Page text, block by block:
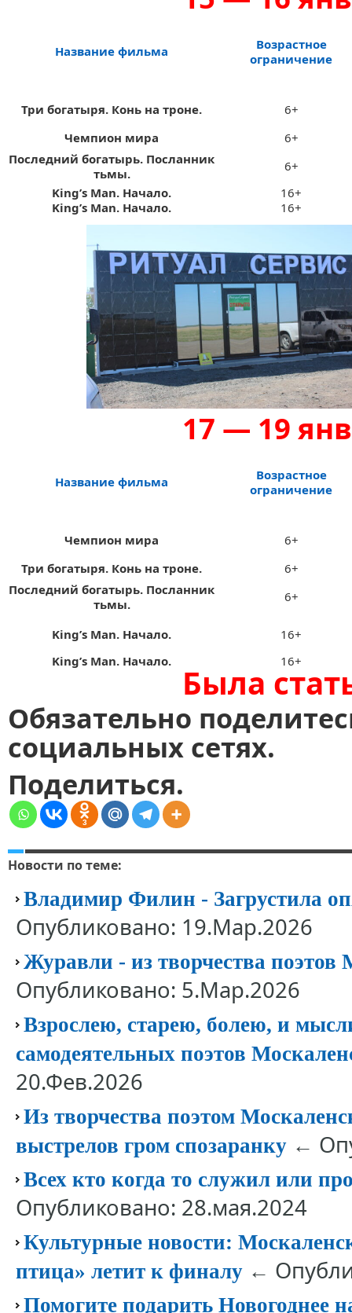
Название фильма
Возрастное
ограничение
Три богатыря. Конь на троне.
6+
Чемпион мира
6+
Последний богатырь. Посланник
тьмы.
6+
King’s Мan. Начало.
16+
King’s Мan. Начало.
16+
17 — 19
Название фильма
Возрастное
ограничение
Чемпион мира
6+
Три богатыря. Конь на троне.
6+
Последний богатырь. Посланник
тьмы.
6+
King’s Мan. Начало.
16+
King’s Мan. Начало.
16+
Была
Обязательно
социальных сетях.
Поделиться.
3
Новости по теме:
Владимир Филин - Загрустила
Опубликовано: 19.Мар.2026
Журавли - из творчества поэтов
Опубликовано: 5.Мар.2026
Взрослею, старею, болею, и
самодеятельных поэтов
20.Фев.2026
Из творчества поэтом
выстрелов гром спозаранку ←
Всех кто когда то служил или
Опубликовано: 28.мая.2024
Культурные новости:
птица» летит к финалу ←
Помогите подарить Новогоднее